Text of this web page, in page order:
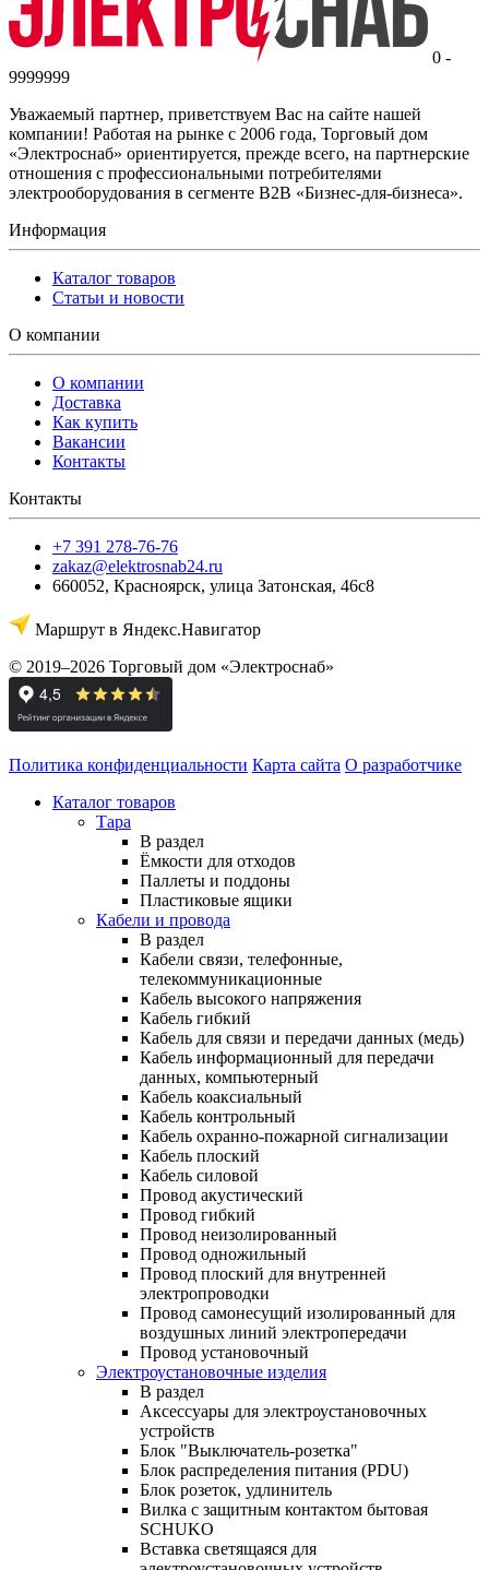
0 -
9999999
Уважаемый партнер, приветствуем Вас на сайте нашей
компании! Работая на рынке с 2006 года, Торговый дом
«Электроснаб» ориентируется, прежде всего, на партнерские
отношения с профессиональными потребителями
электрооборудования в сегменте B2B «Бизнес-для-бизнеса».
Информация
Каталог товаров
Статьи и новости
О компании
О компании
Доставка
Как купить
Вакансии
Контакты
Контакты
+7 391 278-76-76
zakaz@elektrosnab24.ru
660052, Красноярск, улица Затонская, 46с8
Маршрут в Яндекс.Навигатор
© 2019–2026 Торговый дом «Электроснаб»
Политика конфиденциальности Карта сайта О разработчике
Каталог товаров
Тара
В раздел
Ёмкости для отходов
Паллеты и поддоны
Пластиковые ящики
Кабели и провода
В раздел
Кабели связи, телефонные,
телекоммуникационные
Кабель высокого напряжения
Кабель гибкий
Кабель для связи и передачи данных (медь)
Кабель информационный для передачи
данных, компьютерный
Кабель коаксиальный
Кабель контрольный
Кабель охранно-пожарной сигнализации
Кабель плоский
Кабель силовой
Провод акустический
Провод гибкий
Провод неизолированный
Провод одножильный
Провод плоский для внутренней
электропроводки
Провод самонесущий изолированный для
воздушных линий электропередачи
Провод установочный
Электроустановочные изделия
В раздел
Аксессуары для электроустановочных
устройств
Блок "Выключатель-розетка"
Блок распределения питания (PDU)
Блок розеток, удлинитель
Вилка с защитным контактом бытовая
SCHUKO
Вставка светящаяся для